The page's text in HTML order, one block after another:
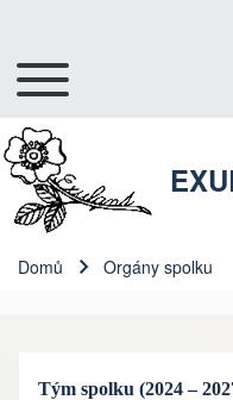
Close search
Hlavní navigace
Toggle main menu
Drobečková navigace
Domů Orgány spolku
Tým spolku (2024 –